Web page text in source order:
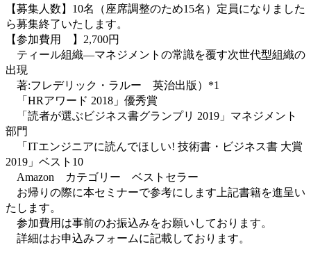
【募集人数】10名（座席調整のため15名）定員になりました
ら募集終了いたします。
【参加費用 】2,700円
ティール組織―マネジメントの常識を覆す次世代型組織の
出現
著:フレデリック・ラルー 英治出版）*1
「HRアワード 2018」優秀賞
「読者が選ぶビジネス書グランプリ 2019」マネジメント
部門
「ITエンジニアに読んでほしい! 技術書・ビジネス書 大賞
2019」ベスト10
Amazon カテゴリー ベストセラー
お帰りの際に本セミナーで参考にします上記書籍を進呈い
たします。
参加費用は事前のお振込みをお願いしております。
詳細はお申込みフォームに記載しております。